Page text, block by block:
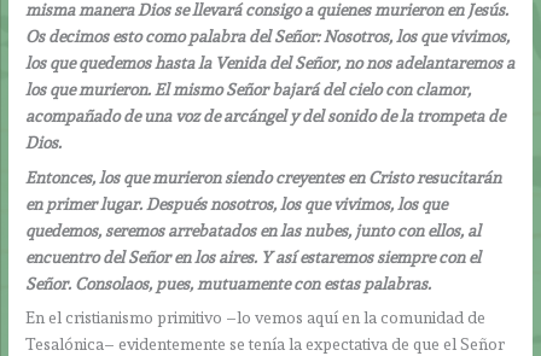
misma manera Dios se llevará consigo a quienes murieron en Jesús.
Os decimos esto como palabra del Señor: Nosotros, los que vivimos,
los que quedemos hasta la Venida del Señor, no nos adelantaremos a
los que murieron. El mismo Señor bajará del cielo con clamor,
acompañado de una voz de arcángel y del sonido de la trompeta de
Dios.
Entonces, los que murieron siendo creyentes en Cristo resucitarán
en primer lugar. Después nosotros, los que vivimos, los que
quedemos, seremos arrebatados en las nubes, junto con ellos, al
encuentro del Señor en los aires. Y así estaremos siempre con el
Señor. Consolaos, pues, mutuamente con estas palabras.
En el cristianismo primitivo –lo vemos aquí en la comunidad de
Tesalónica– evidentemente se tenía la expectativa de que el Señor